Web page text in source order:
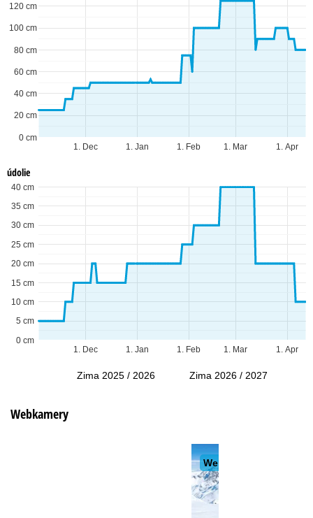
1. Dec 1. Jan 1. Feb 1. Mar 1. Apr
0 cm
20 cm
40 cm
60 cm
80 cm
100 cm
120 cm
údolie
1. Dec 1. Jan 1. Feb 1. Mar 1. Apr
0 cm
5 cm
10 cm
15 cm
20 cm
25 cm
30 cm
35 cm
40 cm
Zima 2025 / 2026 Zima 2026 / 2027
Webkamery